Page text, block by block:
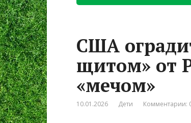
США
щитом» от
«мечом»
10.01.2026 Дети Комментарии: